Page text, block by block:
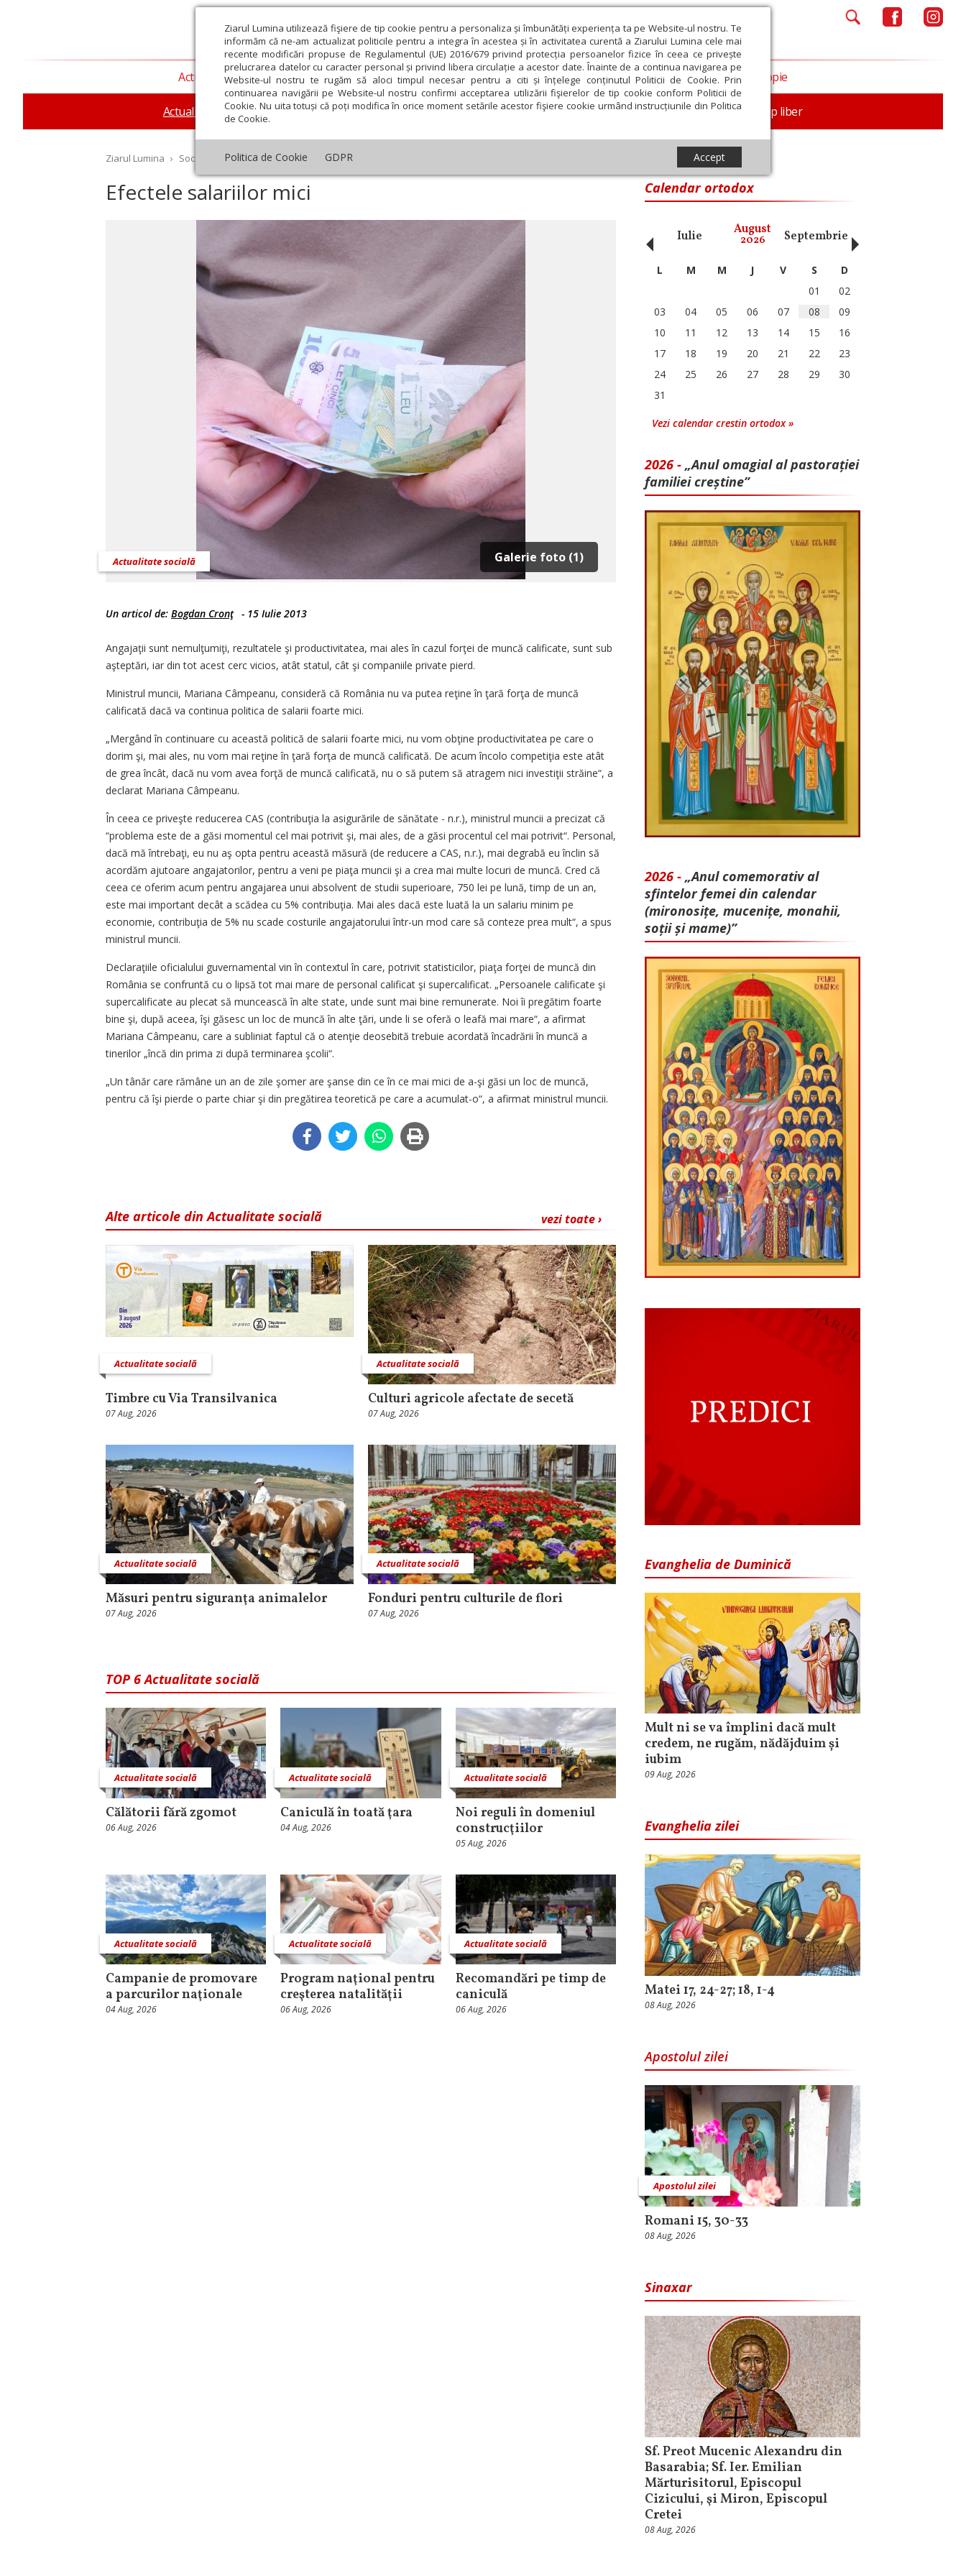
Ziarul Lumina utilizează fişiere de tip cookie pentru a personaliza și îmbunătăți experiența ta pe Website-ul nostru. Te
informăm că ne-am actualizat politicile pentru a integra în acestea și în activitatea curentă a Ziarului Lumina cele mai
recente modificări propuse de Regulamentul (UE) 2016/679 privind protecția persoanelor fizice în ceea ce privește
prelucrarea datelor cu caracter personal și privind libera circulație a acestor date. Înainte de a continua navigarea pe
Website-ul nostru te rugăm să aloci timpul necesar pentru a citi și înțelege conținutul Politicii de Cookie. Prin
continuarea navigării pe Website-ul nostru confirmi acceptarea utilizării fişierelor de tip cookie conform Politicii de
Cookie. Nu uita totuși că poți modifica în orice moment setările acestor fişiere cookie urmând instrucțiunile din Politica
de Cookie.
Politica de Cookie GDPR Accept
Actualitate religioasă Teologie și spiritualitate Educaţie și Cultură Societate
Actualitate socială Sănătate Analiză Reportaj Psihologie Religie și știință Familie Timp liber
Opinii Filantropie
Ziarul Lumina › Societate › Actualitate socială Efectele salariilor mici
Efectele salariilor mici
Galerie foto (1)
Actualitate socială
Un articol de: Bogdan Cronţ - 15 Iulie 2013
Angajaţii sunt nemulţumiţi, rezultatele şi productivitatea, mai ales în cazul forţei de muncă calificate, sunt sub
aşteptări, iar din tot acest cerc vicios, atât statul, cât şi companiile private pierd.
Ministrul muncii, Mariana Câmpeanu, consideră că România nu va putea reţine în ţară forţa de muncă
calificată dacă va continua politica de salarii foarte mici.
„Mergând în continuare cu această politică de salarii foarte mici, nu vom obţine productivitatea pe care o
dorim şi, mai ales, nu vom mai reţine în ţară forţa de muncă calificată. De acum încolo competiţia este atât
de grea încât, dacă nu vom avea forţă de muncă calificată, nu o să putem să atragem nici investiţii străine“, a
declarat Mariana Câmpeanu.
În ceea ce priveşte reducerea CAS (contribuţia la asigurările de sănătate - n.r.), ministrul muncii a precizat că
“problema este de a găsi momentul cel mai potrivit şi, mai ales, de a găsi procentul cel mai potrivit“. Personal,
dacă mă întrebaţi, eu nu aş opta pentru această măsură (de reducere a CAS, n.r.), mai degrabă eu înclin să
acordăm ajutoare angajatorilor, pentru a veni pe piaţa muncii şi a crea mai multe locuri de muncă. Cred că
ceea ce oferim acum pentru angajarea unui absolvent de studii superioare, 750 lei pe lună, timp de un an,
este mai important decât a scădea cu 5% contribuţia. Mai ales dacă este luată la un salariu minim pe
economie, contribuţia de 5% nu scade costurile angajatorului într-un mod care să conteze prea mult“, a spus
ministrul muncii.
Declaraţiile oficialului guvernamental vin în contextul în care, potrivit statisticilor, piaţa forţei de muncă din
România se confruntă cu o lipsă tot mai mare de personal calificat şi supercalificat. „Persoanele calificate şi
supercalificate au plecat să muncească în alte state, unde sunt mai bine remunerate. Noi îi pregătim foarte
bine şi, după aceea, îşi găsesc un loc de muncă în alte ţări, unde li se oferă o leafă mai mare“, a afirmat
Mariana Câmpeanu, care a subliniat faptul că o atenţie deosebită trebuie acordată încadrării în muncă a
tinerilor „încă din prima zi după terminarea şcolii“.
„Un tânăr care rămâne un an de zile şomer are şanse din ce în ce mai mici de a-şi găsi un loc de muncă,
pentru că îşi pierde o parte chiar şi din pregătirea teoretică pe care a acumulat-o“, a afirmat ministrul muncii.
vezi toate ›
Alte articole din Actualitate socială
Actualitate socială
Timbre cu Via Transilvanica
07 Aug, 2026
Actualitate socială
Culturi agricole afectate de secetă
07 Aug, 2026
Actualitate socială
Măsuri pentru siguranţa animalelor
07 Aug, 2026
Actualitate socială
Fonduri pentru culturile de flori
07 Aug, 2026
TOP 6 Actualitate socială
Actualitate socială
Călătorii fără zgomot
06 Aug, 2026
Actualitate socială
Caniculă în toată ţara
04 Aug, 2026
Actualitate socială
Noi reguli în domeniul
construcţiilor
05 Aug, 2026
Actualitate socială
Campanie de promovare
a parcurilor naţionale
04 Aug, 2026
Actualitate socială
Program naţional pentru
creşterea natalităţii
06 Aug, 2026
Actualitate socială
Recomandări pe timp de
caniculă
06 Aug, 2026
Calendar ortodox
Decembrie Ianuarie Aprilie Iulie August
2026 Septembrie Octombrie
‹ L M M J V S
D
01
02
03
04 05 06 07 08
09
10
11 12 13 14 15
16
17
18 19 20 21 22
23
24
25 26 27 28 29
30
31
Vezi calendar crestin ortodox »
2026 - „Anul omagial al pastorației
familiei creștine”
2026 - „Anul comemorativ al
sfintelor femei din calendar
(mironosițe, mu­cenițe, monahii,
soții și mame)”
Evanghelia de Duminică
Mult ni se va împlini dacă mult
credem, ne rugăm, nădăjduim și
iubim
09 Aug, 2026
Evanghelia zilei
Matei 17, 24-27; 18, 1-4
08 Aug, 2026
Apostolul zilei
Apostolul zilei
Romani 15, 30-33
08 Aug, 2026
Sinaxar
Sf. Preot Mucenic Alexandru din
Basarabia; Sf. Ier. Emilian
Mărturisitorul, Episcopul
Cizicului, şi Miron, Episcopul
Cretei
08 Aug, 2026